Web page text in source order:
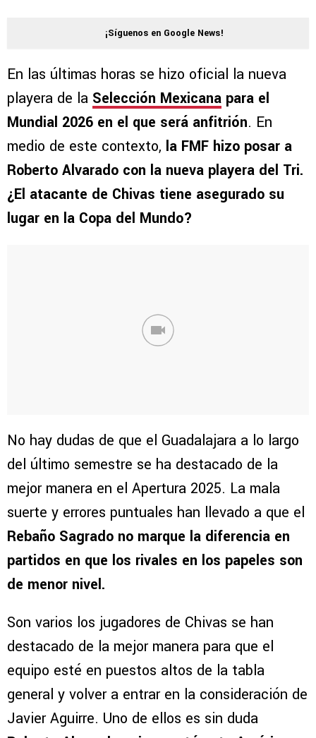
¡Síguenos en Google News!
En las últimas horas se hizo oficial la nueva
playera de la Selección Mexicana para el
Mundial 2026 en el que será anfitrión. En
medio de este contexto, la FMF hizo posar a
Roberto Alvarado con la nueva playera del Tri.
¿El atacante de Chivas tiene asegurado su
lugar en la Copa del Mundo?
No hay dudas de que el Guadalajara a lo largo
del último semestre se ha destacado de la
mejor manera en el Apertura 2025. La mala
suerte y errores puntuales han llevado a que el
Rebaño Sagrado no marque la diferencia en
partidos en que los rivales en los papeles son
de menor nivel.
Son varios los jugadores de Chivas se han
destacado de la mejor manera para que el
equipo esté en puestos altos de la tabla
general y volver a entrar en la consideración de
Javier Aguirre. Uno de ellos es sin duda